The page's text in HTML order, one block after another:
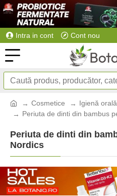
Intra in cont Cont nou
Cosmetice
Igienă orală
Periuta de dinti din bambus
Periuta de dinti din
Nordics